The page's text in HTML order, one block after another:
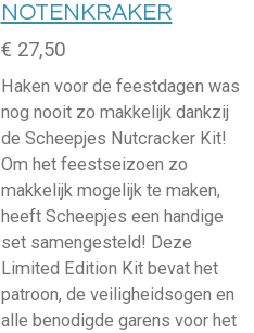
NOTENKRAKER
€ 27,50
Haken voor de feestdagen was
nog nooit zo makkelijk dankzij
de Scheepjes Nutcracker Kit!
Om het feestseizoen zo
makkelijk mogelijk te maken,
heeft Scheepjes een handige
set samengesteld! Deze
Limited Edition Kit bevat het
patroon, de veiligheidsogen en
alle benodigde garens voor het